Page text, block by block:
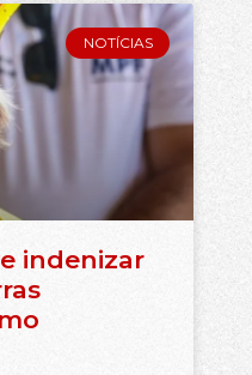
NOTÍCIAS
indenizar